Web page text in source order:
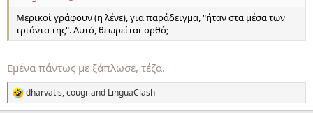
e
r
Μερικοί γράφουν (η λένε), για παράδειγμα, "ήταν στα μέσα των
τριάντα της". Αυτό, θεωρείται ορθό;
Εμένα πάντως με ξάπλωσε, τέζα.
R
e
dharvatis,cougrand LinguaClash